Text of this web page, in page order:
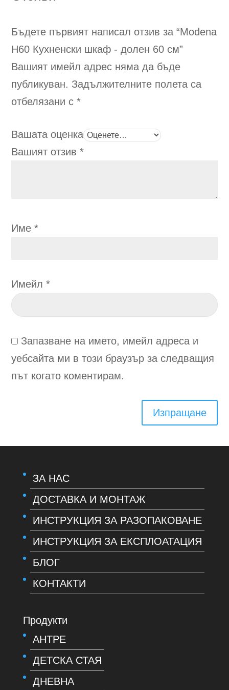
Бъдете първият написал отзив за “Modena
H60 Кухненски шкаф - долен 60 см”
Вашият имейл адрес няма да бъде
публикуван. Задължителните полета са
отбелязани с*
Вашата оценка
Вашият отзив*
Име*
Имейл*
Запазване на името, имейл адреса и
уебсайта ми в този браузър за следващия
път когато коментирам.
Изпращане
ЗА НАС
ДОСТАВКА И МОНТАЖ
ИНСТРУКЦИЯ ЗА РАЗОПАКОВАНЕ
ИНСТРУКЦИЯ ЗА ЕКСПЛОАТАЦИЯ
БЛОГ
КОНТАКТИ
Продукти
АНТРЕ
ДЕТСКА СТАЯ
ДНЕВНА